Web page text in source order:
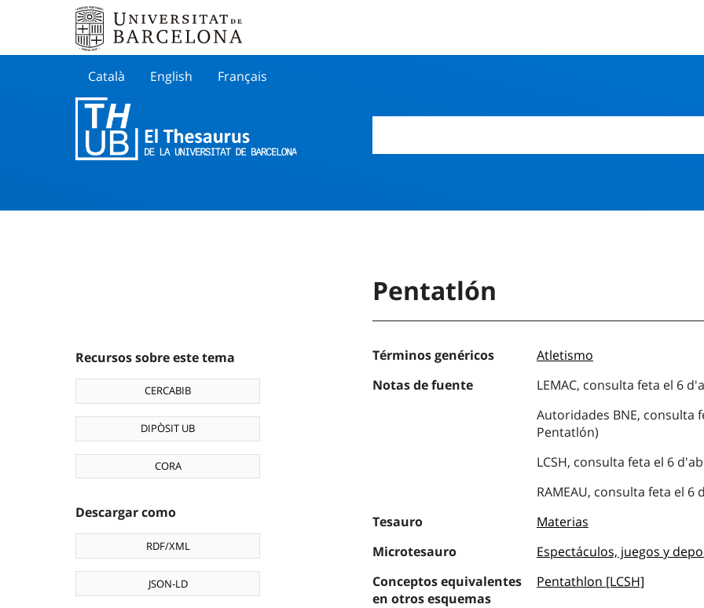
Català English Français
Recursos sobre este tema
CERCABIB
DIPÒSIT UB
CORA
Descargar como
RDF/XML
JSON-LD
Pentatlón
Términos genéricos
Atletismo
Notas de fuente
LEMAC, consulta feta el 6
Autoridades BNE, consulta
Pentatlón)
LCSH, consulta feta el 6
RAMEAU, consulta feta el
Tesauro
Materias
Microtesauro
Espectáculos, juegos y
Conceptos equivalentes
en otros esquemas
Pentathlon [LCSH]